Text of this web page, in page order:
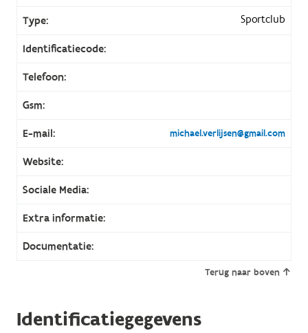
Type: Sportclub
Identificatiecode:
Telefoon:
Gsm:
E-mail: michael.verlijsen@gmail.com
Website:
Sociale Media:
Extra informatie:
Documentatie:
Terug naar boven
Identificatiegegevens